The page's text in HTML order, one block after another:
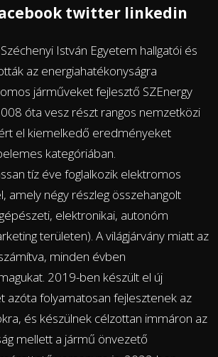
twitter linkedin
István Egyetem hallgatói és
az energiahatékonyságra
járműveket fejlesztő SZEnergy
óta vesz részt rangos nemzetközi
el kiemelkedő eredményeket
kategóriában.
tíz éve foglalkozik elektromos
amely négy részleg összehangolt
elektronikai, autonóm
területen). A világjárvány miatt az
minden évben
2019-ben készült el új
azóta folyamatosan fejlesztenek az
és készülnek célzottan immáron az
mellett a jármű önvezető